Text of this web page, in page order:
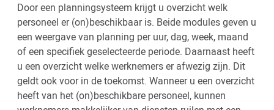
Door een planningsysteem krijgt u overzicht welk
personeel er (on)beschikbaar is. Beide modules geven u
een weergave van planning per uur, dag, week, maand
of een specifiek geselecteerde periode. Daarnaast heeft
u een overzicht welke werknemers er afwezig zijn. Dit
geldt ook voor in de toekomst. Wanneer u een overzicht
heeft van het (on)beschikbare personeel, kunnen